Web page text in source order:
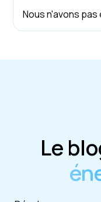
Nous n'avons
Le